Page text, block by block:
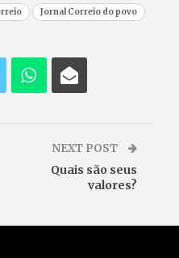
Jornal Correio do povo
NEXT POST
Quais são seus
valores?